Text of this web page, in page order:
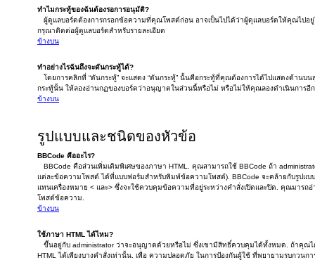
ทำไมกระทู้ของฉันต้องรอการอนุมัติ?
ผู้ดูแลบอร์ดต้องการกรอกข้อความที่คุณโพสต์ก่อน อาจเป็นไปได้ว่าผู้ดุแลบอร์ดให้คุณไปอ
กรุณาติดต่อผู้ดูแลบอร์ดสำหรับรายละเอียด
ข้างบน
ทำอย่างไรฉันถึงจะดันกระทู้ได้?
โดยการคลิกที่ “ดันกระทู้” จะแสดง “ดันกระทู้” นั้นคือกระทู้ที่คุณต้องการได้ไปแสดงด้านบ
กระทู้นั้น ให้ลองอ่านกฏของบอร์ดว่าอนุญาตในส่วนนี้หรือไม่ หรือไม่ให้คุณลองดำเนินการอี
ข้างบน
รูปแบบและชนิดของหัวข้อ
BBCode คืออะไร?
BBCode คือส่วนเพิ่มเติมพิเศษของภาษา HTML. คุณสามารถใช้ BBCode ถ้า
แต่ละข้อความโพสต์ ได้ที่แบบฟอร์มสำหรับพิมพ์ข้อความโพสต์). BBCode จะคล้ายกับรูปแบ
แทนเครื่องหมาย < และ> ซึ่งจะใช้ควบคุมข้อความที่อยู่ระหว่างคำสั่งเปิดและปิด. คุณมารถ
โพสต์ข้อความ.
ข้างบน
ใช้ภาษา HTML ได้ไหม?
ขึ้นอยู่กับ administrator ว่าจะอนุญาตด้วยหรือไม่ ซึ่งเขามีสิทธิ์ควบคุมได้ทั้งหมด. ถ้าคุณ
HTML ได้เพียงบางคำสั่งเท่านั้น. เพื่อ ความปลอดภัย ในการป้องกันผู้ใช้ ที่พยายามรบกวนก